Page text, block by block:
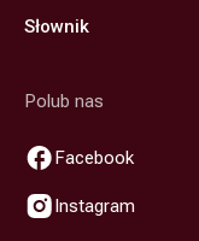
Słownik
Polub nas
Facebook
Instagram